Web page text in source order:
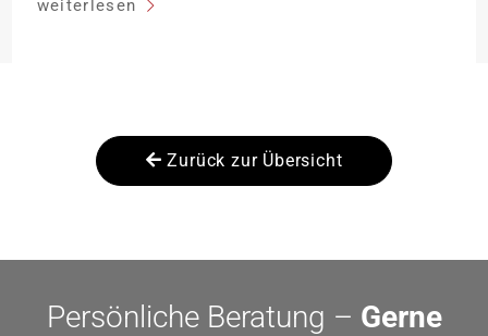
weiterlesen
Zurück zur Übersicht
Persönliche Beratung – Gerne